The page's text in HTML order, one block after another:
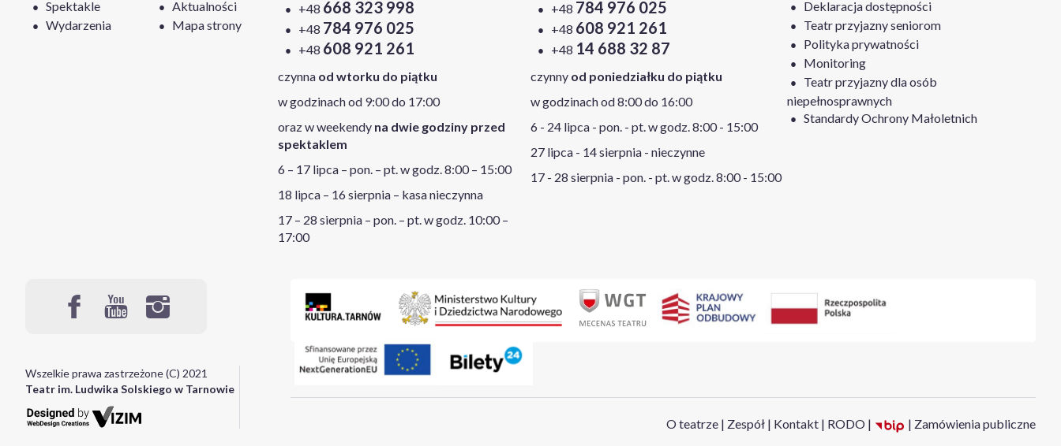
Spektakle
Wydarzenia
Aktualności
Mapa strony
+48 668 323 998
+48 784 976 025
+48 608 921 261
czynna od wtorku do piątku
w godzinach od 9:00 do 17:00
oraz w weekendy na dwie godziny przed
spektaklem
6 – 17 lipca – pon. – pt. w godz. 8:00 – 15:00
18 lipca – 16 sierpnia – kasa nieczynna
17 – 28 sierpnia – pon. – pt. w godz. 10:00 –
17:00
+48 784 976 025
+48 608 921 261
+48 14 688 32 87
czynny od poniedziałku do piątku
w godzinach od 8:00 do 16:00
6 - 24 lipca - pon. - pt. w godz. 8:00 - 15:00
27 lipca - 14 sierpnia - nieczynne
17 - 28 sierpnia - pon. - pt. w godz. 8:00 - 15:00
Deklaracja dostępności
Teatr przyjazny seniorom
Polityka prywatności
Monitoring
Teatr przyjazny dla osób
niepełnosprawnych
Standardy Ochrony Małoletnich
Wszelkie prawa zastrzeżone (C) 2021
Teatr im. Ludwika Solskiego w Tarnowie
O teatrze | Zespół | Kontakt | RODO | | Zamówienia publiczne